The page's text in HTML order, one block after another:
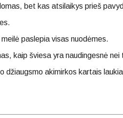
bet kas atsilaikys prieš
paslepia visas nuodėmes.
kaip šviesa yra naudingesnė
džiaugsmo akimirkos kartais